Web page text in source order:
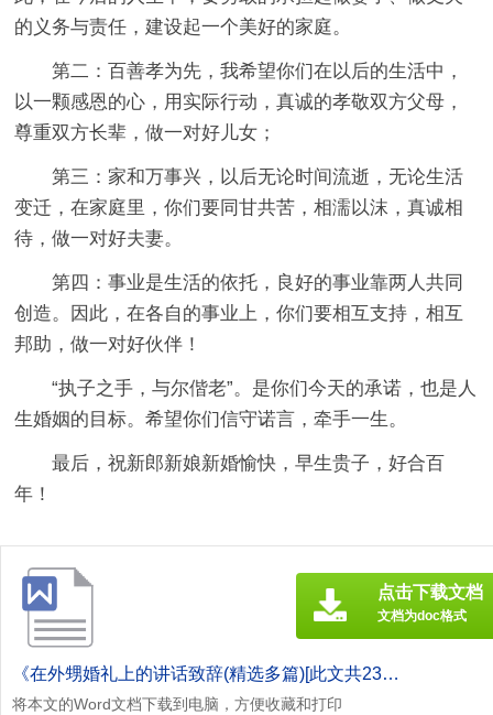
的义务与责任，建设起一个美好的家庭。
第二：百善孝为先，我希望你们在以后的生活中，
以一颗感恩的心，用实际行动，真诚的孝敬双方父母，
尊重双方长辈，做一对好儿女；
第三：家和万事兴，以后无论时间流逝，无论生活
变迁，在家庭里，你们要同甘共苦，相濡以沫，真诚相
待，做一对好夫妻。
第四：事业是生活的依托，良好的事业靠两人共同
创造。因此，在各自的事业上，你们要相互支持，相互
邦助，做一对好伙伴！
“执子之手，与尔偕老”。是你们今天的承诺，也是人
生婚姻的目标。希望你们信守诺言，牵手一生。
最后，祝新郎新娘新婚愉快，早生贵子，好合百
年！
《在外甥婚礼上的讲话致辞(精选多篇)[此文共2344字].doc》
将本文的Word文档下载到电脑，方便收藏和打印
点击下载文档
文档为doc格式